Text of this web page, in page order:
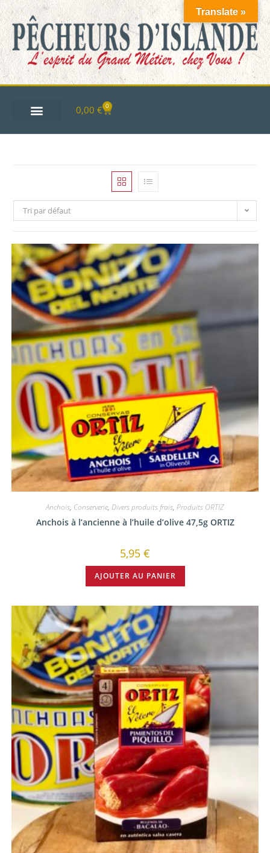
0,00 € 0
Tri par défaut
Anchois, Conserverie, Divers produits frais, Produits ORTIZ
Anchois à l’ancienne à l’huile d’olive 47,5g ORTIZ
5,95 €
AJOUTER AU PANIER
Translate »